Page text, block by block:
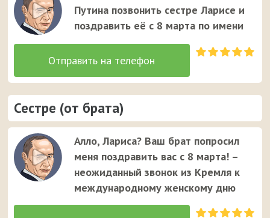
Путина позвонить сестре Ларисе и
поздравить её с 8 марта по имени
Сестре (от брата)
Алло, Лариса? Ваш брат попросил
меня поздравить вас с 8 марта! –
неожиданный звонок из Кремля к
международному женскому дню